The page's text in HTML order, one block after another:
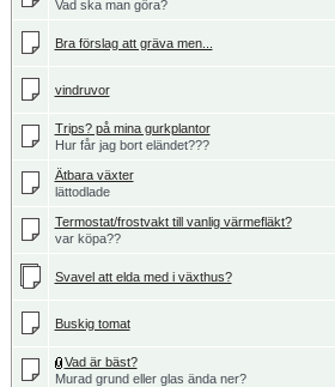
Vad ska man göra?
Bra förslag att gräva men...
vindruvor
Trips? på mina gurkplantor
Hur får jag bort eländet???
Ätbara växter
lättodlade
Termostat/frostvakt till vanlig värmefläkt?
var köpa??
Svavel att elda med i växthus?
Buskig tomat
Vad är bäst?
Murad grund eller glas ända ner?